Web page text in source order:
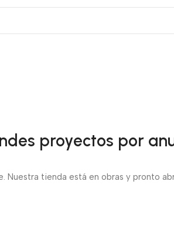
proyectos por
Nuestra tienda está en obras y pronto